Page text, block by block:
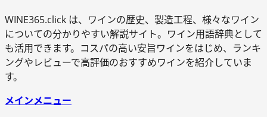
WINE365.click は、ワインの歴史、製造工程、様々なワイン
についての分かりやすい解説サイト。ワイン用語辞典として
も活用できます。コスパの高い安旨ワインをはじめ、ランキ
ングやレビューで高評価のおすすめワインを紹介していま
す。
メインメニュー